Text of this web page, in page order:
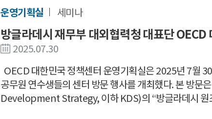
운영기획실 세미나
방글라데시 재무부 대외협력청 대표단 OECD
2025.07.30
OECD 대한민국 정책센터 운영기획실은 2025년 7월
공무원 연수생들의 센터 방문 행사를 개최했다. 본 방
Development Strategy, 이하 KDS)의 “방글라데시 원